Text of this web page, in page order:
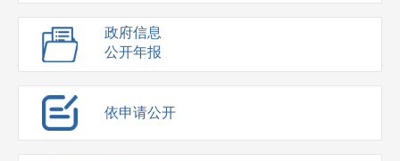
政府信息
公开年报
依申请公开